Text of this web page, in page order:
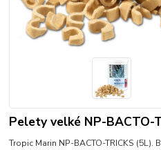
Pelety velké NP-BACTO-
Tropic Marin NP-BACTO-TRICKS